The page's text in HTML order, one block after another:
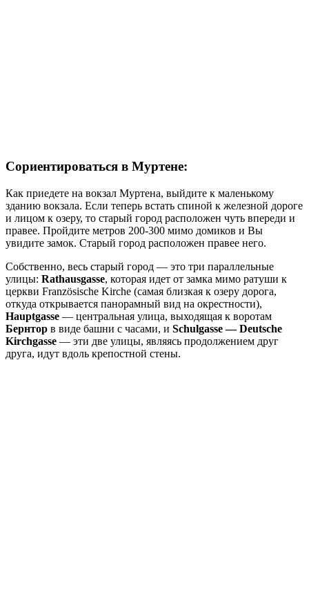
Сориентироваться в Муртене:
Как приедете на вокзал Муртена, выйдите к маленькому
зданию вокзала. Если теперь встать спиной к железной дороге
и лицом к озеру, то старый город расположен чуть впереди и
правее. Пройдите метров 200-300 мимо домиков и Вы
увидите замок. Старый город расположен правее него.
Собственно, весь старый город — это три параллельные
улицы: Rathausgasse, которая идет от замка мимо ратуши к
церкви Französische Kirche (самая близкая к озеру дорога,
откуда открывается панорамный вид на окрестности),
Hauptgasse — центральная улица, выходящая к воротам
Бернтор в виде башни с часами, и Schulgasse — Deutsche
Kirchgasse — эти две улицы, являясь продолжением друг
друга, идут вдоль крепостной стены.